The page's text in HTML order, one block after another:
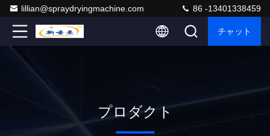
lillian@spraydryingmachine.com 86 -13401338459
チャット
プロダクト